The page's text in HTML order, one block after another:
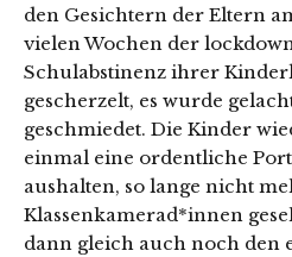
den Gesichtern der Eltern
vielen Wochen der
Schulabstinenz ihrer
gescherzelt, es wurde
geschmiedet. Die Kinder
einmal eine ordentliche
aushalten, so lange nicht
Klassenkamerad*innen
dann gleich auch noch den